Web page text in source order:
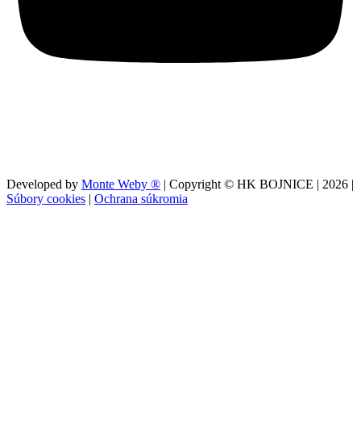
Developed by Monte Weby ® | Copyright © HK BOJNICE | 2026 |
Súbory cookies | Ochrana súkromia